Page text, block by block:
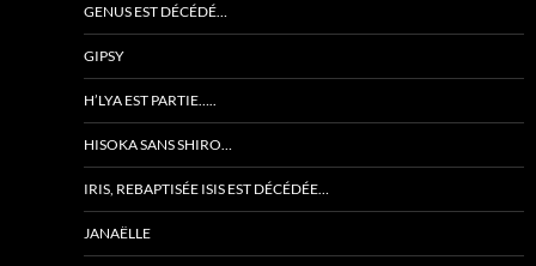
GENUS EST DÉCÉDÉ…
GIPSY
H’LYA EST PARTIE…..
HISOKA SANS SHIRO…
IRIS, REBAPTISÉE ISIS EST DÉCÉDÉE…
JANAËLLE